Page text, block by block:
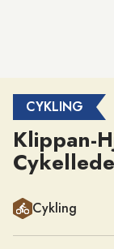
CYKLING
Klippan-
Kategori
Cykling